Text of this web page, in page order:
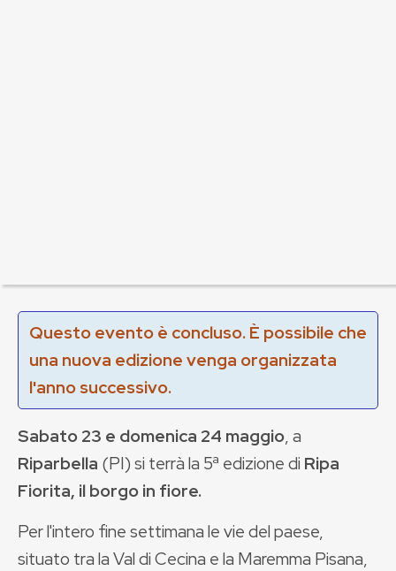
Questo evento è concluso. È possibile che
una nuova edizione venga organizzata
l'anno successivo.
Sabato 23 e domenica 24 maggio, a
Riparbella (PI) si terrà la 5ª edizione di Ripa
Fiorita, il borgo in fiore.
Per l'intero fine settimana le vie del paese,
situato tra la Val di Cecina e la Maremma Pisana,